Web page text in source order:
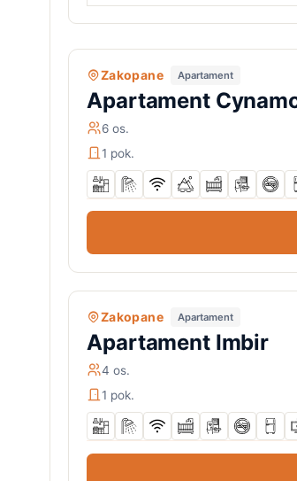
−5%Zakopane Apartament
Apartament
6 os.
1 pok.
Zakopane Apartament
Apartament Imbir
4 os.
1 pok.